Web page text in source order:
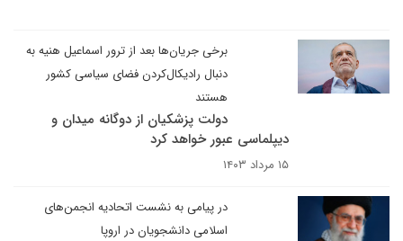
برخی جریان‌ها بعد از ترور اسماعیل هنیه به
دنبال رادیکال‌کردن فضای سیاسی کشور
هستند
دولت ‌پزشکیان از دوگانه میدان و
دیپلماسی عبور خواهد کرد
۱۵ مرداد ۱۴۰۳
در پیامی به نشست اتحادیه انجمن‌های
اسلامی دانشجویان در اروپا